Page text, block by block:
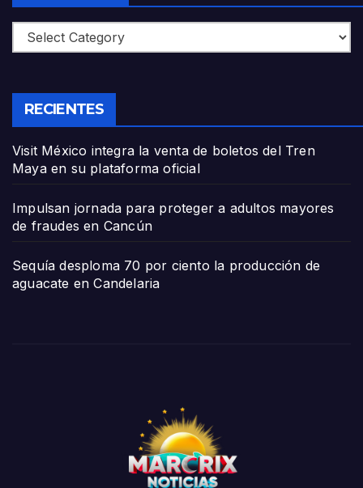
Categories
RECIENTES
Visit México integra la venta de boletos del Tren
Maya en su plataforma oficial
Impulsan jornada para proteger a adultos mayores
de fraudes en Cancún
Sequía desploma 70 por ciento la producción de
aguacate en Candelaria